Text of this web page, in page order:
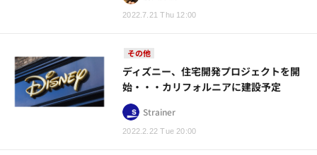
2022.7.21 Thu 12:00
その他
2022.2.22 Tue 20:00
ディズニー、住宅開発プロジェクトを開
始・・・カリフォルニアに建設予定
Strainer